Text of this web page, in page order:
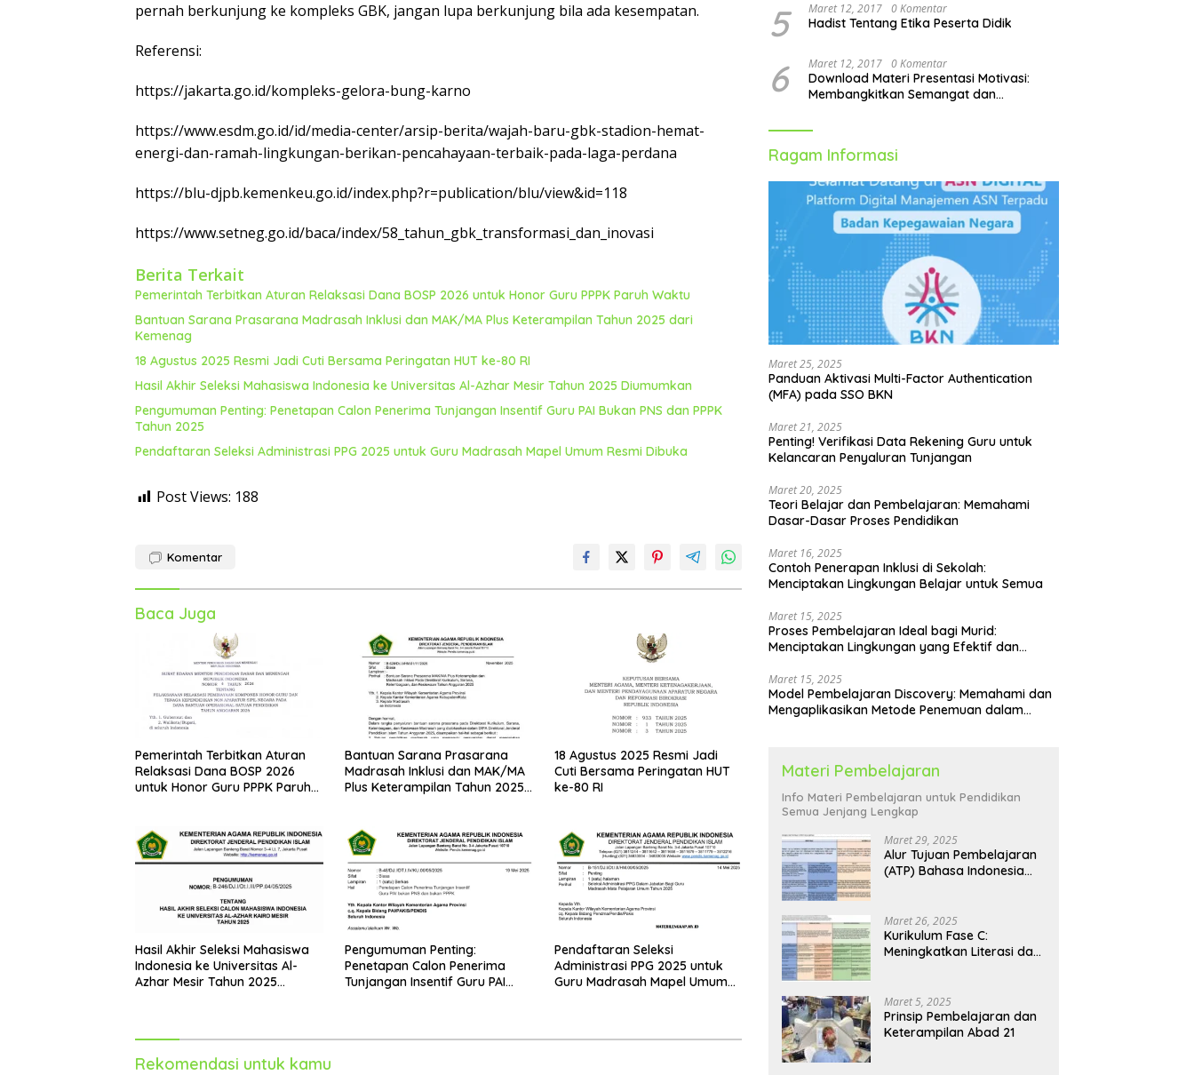
pernah berkunjung ke kompleks GBK, jangan lupa berkunjung bila ada kesempatan.
Referensi:
https://jakarta.go.id/kompleks-gelora-bung-karno
https://www.esdm.go.id/id/media-center/arsip-berita/wajah-baru-gbk-stadion-hemat-
energi-dan-ramah-lingkungan-berikan-pencahayaan-terbaik-pada-laga-perdana
https://blu-djpb.kemenkeu.go.id/index.php?r=publication/blu/view&id=118
https://www.setneg.go.id/baca/index/58_tahun_gbk_transformasi_dan_inovasi
Berita Terkait
Pemerintah Terbitkan Aturan Relaksasi Dana BOSP 2026 untuk Honor Guru PPPK Paruh Waktu
Bantuan Sarana Prasarana Madrasah Inklusi dan MAK/MA Plus Keterampilan Tahun 2025 dari
Kemenag
18 Agustus 2025 Resmi Jadi Cuti Bersama Peringatan HUT ke-80 RI
Hasil Akhir Seleksi Mahasiswa Indonesia ke Universitas Al-Azhar Mesir Tahun 2025 Diumumkan
Pengumuman Penting: Penetapan Calon Penerima Tunjangan Insentif Guru PAI Bukan PNS dan PPPK
Tahun 2025
Pendaftaran Seleksi Administrasi PPG 2025 untuk Guru Madrasah Mapel Umum Resmi Dibuka
Post Views: 188
Komentar
Baca Juga
Pemerintah Terbitkan Aturan
Relaksasi Dana BOSP 2026
untuk Honor Guru PPPK Paruh
Bantuan Sarana Prasarana
Madrasah Inklusi dan MAK/MA
Plus Keterampilan Tahun 2025
18 Agustus 2025 Resmi Jadi
Cuti Bersama Peringatan HUT
ke-80 RI
Hasil Akhir Seleksi Mahasiswa
Indonesia ke Universitas Al-
Azhar Mesir Tahun 2025
Pengumuman Penting:
Penetapan Calon Penerima
Tunjangan Insentif Guru PAI
Pendaftaran Seleksi
Administrasi PPG 2025 untuk
Guru Madrasah Mapel Umum
Rekomendasi untuk kamu
5 Maret 12, 2017 0 Komentar
Hadist Tentang Etika Peserta Didik
6 Maret 12, 2017 0 Komentar
Download Materi Presentasi Motivasi:
Membangkitkan Semangat dan
Ragam Informasi
Maret 25, 2025
Panduan Aktivasi Multi-Factor Authentication
(MFA) pada SSO BKN
Maret 21, 2025
Penting! Verifikasi Data Rekening Guru untuk
Kelancaran Penyaluran Tunjangan
Maret 20, 2025
Teori Belajar dan Pembelajaran: Memahami
Dasar-Dasar Proses Pendidikan
Maret 16, 2025
Contoh Penerapan Inklusi di Sekolah:
Menciptakan Lingkungan Belajar untuk Semua
Maret 15, 2025
Proses Pembelajaran Ideal bagi Murid:
Menciptakan Lingkungan yang Efektif dan
Maret 15, 2025
Model Pembelajaran Discovery: Memahami dan
Mengaplikasikan Metode Penemuan dalam
Materi Pembelajaran
Info Materi Pembelajaran untuk Pendidikan
Semua Jenjang Lengkap
Maret 29, 2025
Alur Tujuan Pembelajaran
(ATP) Bahasa Indonesia
Maret 26, 2025
Kurikulum Fase C:
Meningkatkan Literasi dan
Maret 5, 2025
Prinsip Pembelajaran dan
Keterampilan Abad 21